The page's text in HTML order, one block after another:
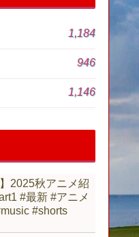
1,184
946
1,146
】2025秋アニメ紹
#最新 #アニメ
#shorts